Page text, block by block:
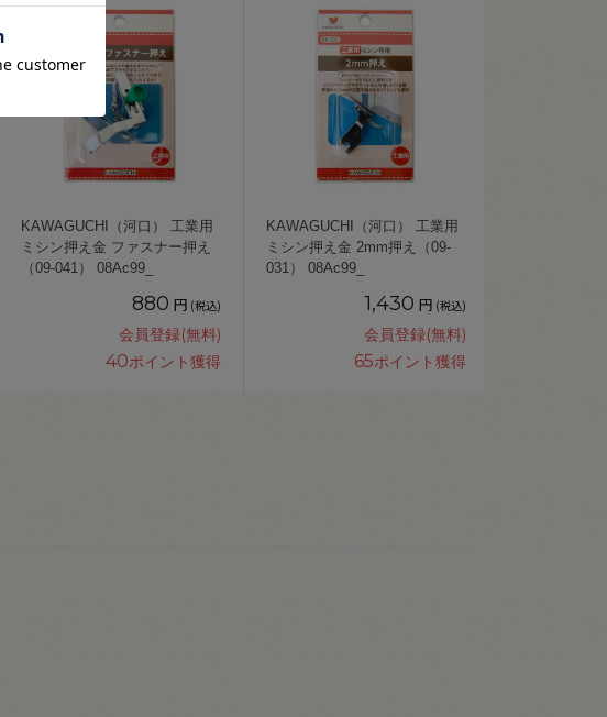
KAWAGUCHI（河口） 工業用
ミシン押え金 ファスナー押え
（09-041） 08Ac99_
880 円 (税込)
会員登録(無料)
40ポイント獲得
KAWAGUCHI（河口） 工業用
ミシン押え金 2mm押え（09-
031） 08Ac99_
1,430 円 (税込)
会員登録(無料)
65ポイント獲得